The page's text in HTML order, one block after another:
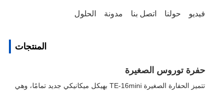
فيديو حولنا اتصل بنا مدونة الحلول
المنتجات
حفرة توروس الصغيرة
تتميز الحفارة الصغيرة TE-16mini بهيكل ميكانيكي جديد تمامًا، وهي